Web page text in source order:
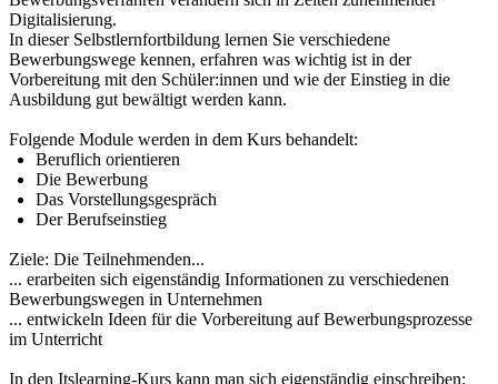
Digitalisierung.
In dieser Selbstlernfortbildung lernen Sie verschiedene
Bewerbungswege kennen, erfahren was wichtig ist in der
Vorbereitung mit den Schüler:innen und wie der Einstieg in die
Ausbildung gut bewältigt werden kann.
Folgende Module werden in dem Kurs behandelt:
Beruflich orientieren
Die Bewerbung
Das Vorstellungsgespräch
Der Berufseinstieg
Ziele: Die Teilnehmenden...
... erarbeiten sich eigenständig Informationen zu verschiedenen
Bewerbungswegen in Unternehmen
... entwickeln Ideen für die Vorbereitung auf Bewerbungsprozesse
im Unterricht
In den Itslearning-Kurs kann man sich eigenständig einschreiben: